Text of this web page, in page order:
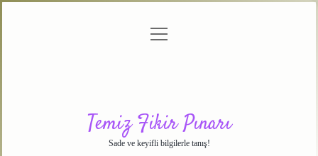
menüyü
Temiz Fikir Pınarı
Sade ve keyifli bilgilerle tanış!